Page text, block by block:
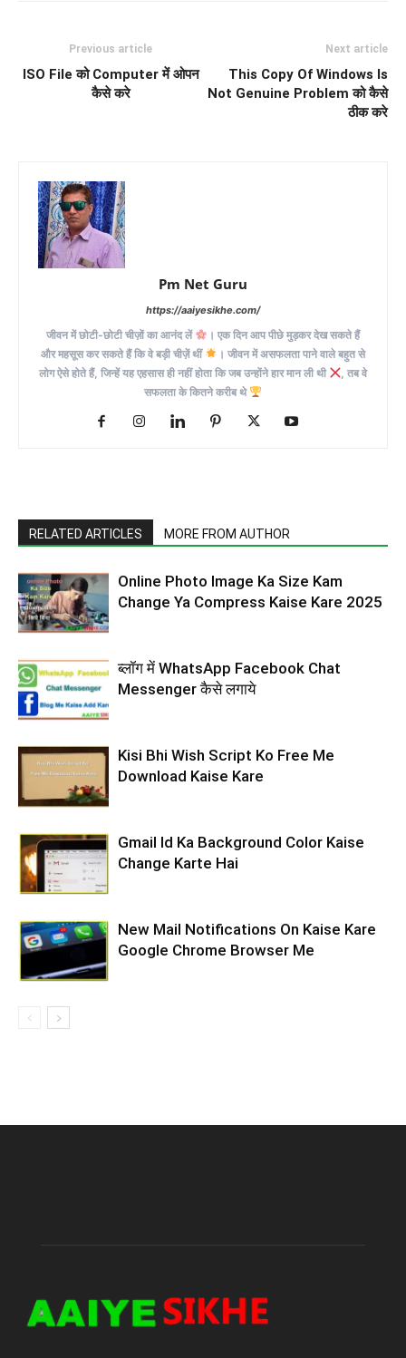
Previous article
ISO File को Computer में ओपन
कैसे करे
Next article
This Copy Of Windows Is
Not Genuine Problem को कैसे
ठीक करे
Pm Net Guru
https://aaiyesikhe.com/
जीवन में छोटी-छोटी चीज़ों का आनंद लें
। एक दिन आप पीछे मुड़कर देख सकते हैं
और महसूस कर सकते हैं कि वे बड़ी चीज़ें थीं
। जीवन में असफलता पाने वाले बहुत से
लोग ऐसे होते हैं, जिन्हें यह एहसास ही नहीं होता कि जब उन्होंने हार मान ली थी
, तब वे
सफलता के कितने करीब थे
RELATED ARTICLES MORE FROM AUTHOR
Online Photo Image Ka Size Kam
Change Ya Compress Kaise Kare 2025
ब्लॉग में WhatsApp Facebook Chat
Messenger कैसे लगाये
Kisi Bhi Wish Script Ko Free Me
Download Kaise Kare
Gmail Id Ka Background Color Kaise
Change Karte Hai
New Mail Notifications On Kaise Kare
Google Chrome Browser Me